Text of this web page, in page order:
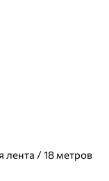
лента / 18 метров